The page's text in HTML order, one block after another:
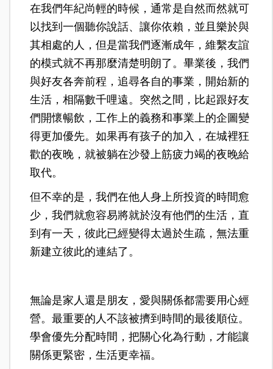
在我們年紀尚輕的時候，通常是自然而然就可
以找到一個聽你說話、讓你依賴，並且樂於與
其相處的人，但是當我們逐漸成年，維繫友誼
的模式就不再那麼清楚明朗了。畢業後，我們
與好友各奔前程，追尋各自的事業，開始新的
生活，相隔數千哩遠。突然之間，比起跟好友
們開懷暢飲，工作上的義務和事業上的企圖變
得更加優先。如果再有孩子的加入，在城裡狂
歡的夜晚，就被躺在沙發上筋疲力竭的夜晚給
取代。
但不幸的是，我們在他人身上所投資的時間愈
少，我們就愈容易將就於沒有他們的生活，直
到有一天，彼此已經變得太過於生疏，無法重
新建立彼此的連結了。
無論是家人還是朋友，愛與關係都需要用心經
營。最重要的人不該被擠到時間的最後順位。
學會優先分配時間，把關心化為行動，才能讓
關係更緊密，生活更幸福。